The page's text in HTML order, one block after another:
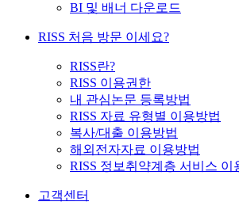
BI 및 배너 다운로드
RISS 처음 방문 이세요?
RISS란?
RISS 이용권한
내 관심논문 등록방법
RISS 자료 유형별 이용방법
복사/대출 이용방법
해외전자자료 이용방법
RISS 정보취약계층 서비스 이
고객센터